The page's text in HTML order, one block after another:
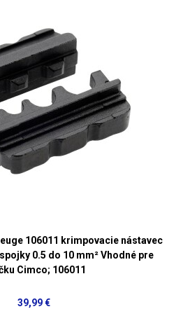
106011 krimpovacie nástavec
0.5 do 10 mm² Vhodné pre
Cimco; 106011
39,99 €